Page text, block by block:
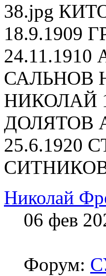
38.jpg
18.9.1909
САЛЬНОВ
НИКОЛАЙ
ДОЛЯТОВ
25.6.1920
Николай
06 фев
Форум: